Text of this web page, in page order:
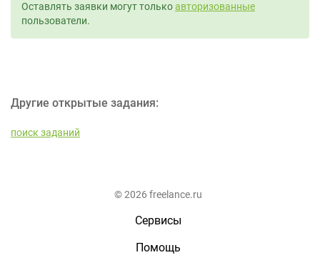
Оставлять заявки могут толькоавторизованные
пользователи.
Другие открытые задания:
поиск заданий
© 2026 freelance.ru
Сервисы
Помощь